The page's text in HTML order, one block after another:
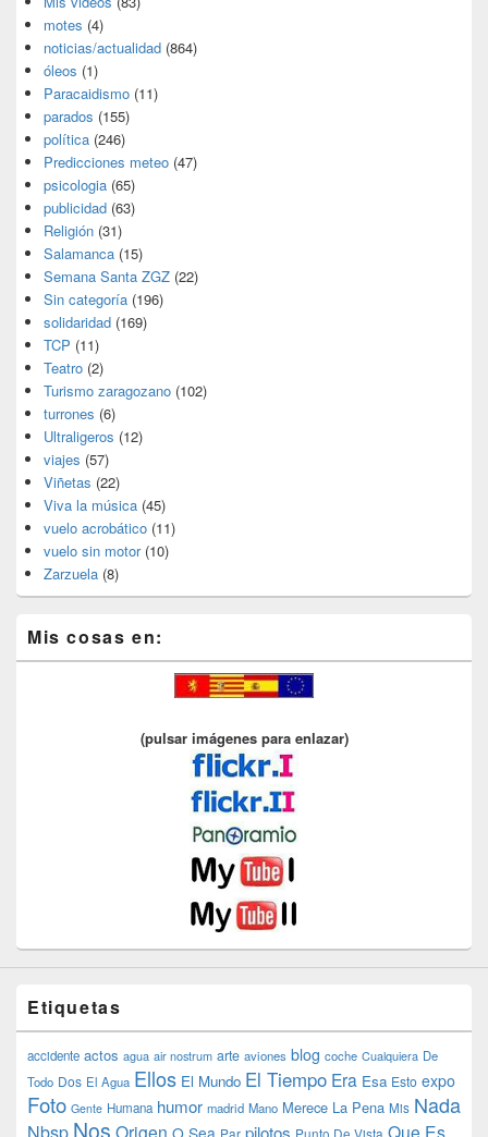
motes (4)
noticias/actualidad (864)
óleos (1)
Paracaidismo (11)
parados (155)
política (246)
Predicciones meteo (47)
psicologia (65)
publicidad (63)
Religión (31)
Salamanca (15)
Semana Santa ZGZ (22)
Sin categoría (196)
solidaridad (169)
TCP (11)
Teatro (2)
Turismo zaragozano (102)
turrones (6)
Ultraligeros (12)
viajes (57)
Viñetas (22)
Viva la música (45)
vuelo acrobático (11)
vuelo sin motor(10)
Zarzuela (8)
Mis cosas en:
(pulsar imágenes para enlazar)
Etiquetas
accidente actos agua air nostrum arte aviones blog coche Cualquiera De
Todo Dos El Agua Ellos El Mundo El Tiempo Era Esa Esto expo
Foto Gente Humana humor madrid Mano Merece La Pena Mis Nada
Nos Origen O Sea Par pilotos Punto De Vista Que Es